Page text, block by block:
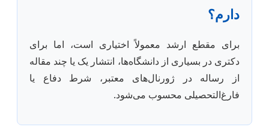
دارم؟
برای مقطع ارشد معمولاً اختیاری است، اما برای
دکتری در بسیاری از دانشگاه‌ها، انتشار یک یا چند مقاله
از رساله در ژورنال‌های معتبر، شرط دفاع یا
فارغ‌التحصیلی محسوب می‌شود.